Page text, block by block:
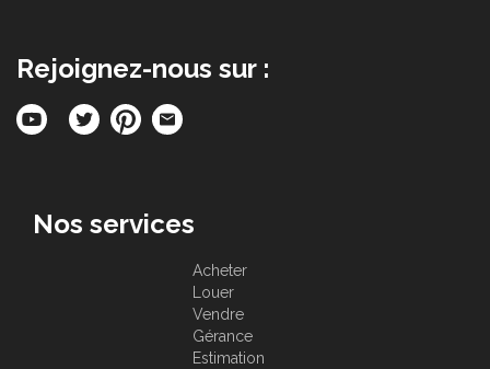
Rejoignez-nous sur :
Nos services
Acheter
Louer
Vendre
Gérance
Estimation